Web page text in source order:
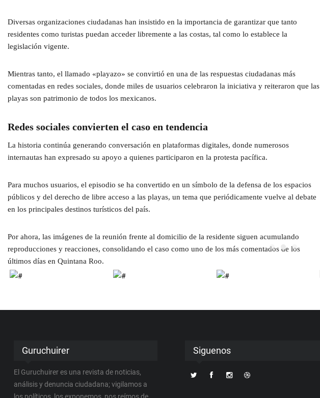
Diversas organizaciones ciudadanas han insistido en la importancia de garantizar que tanto
residentes como turistas puedan acceder libremente a las costas, tal como lo establece la
legislación vigente.
Mientras tanto, el llamado «playazo» se convirtió en una de las respuestas ciudadanas más
comentadas en redes sociales, donde miles de usuarios celebraron la iniciativa y reiteraron que las
playas son patrimonio de todos los mexicanos.
Redes sociales convierten el caso en tendencia
La historia continúa generando conversación en plataformas digitales, donde numerosos
internautas han expresado su apoyo a quienes participaron en la protesta pacífica.
Para muchos usuarios, el episodio se ha convertido en un símbolo de la defensa de los espacios
públicos y del derecho de libre acceso a las playas, un tema que periódicamente vuelve al debate
en los principales destinos turísticos del país.
Por ahora, las imágenes de la reunión frente al domicilio de la residente siguen acumulando
reproducciones y reacciones, consolidando el caso como uno de los más comentados de los
últimos días en Quintana Roo.
Guruchuirer
El Guruchuirer es una revista de noticias,
análisis y denuncia ciudadana; vigilamos a
Siguenos